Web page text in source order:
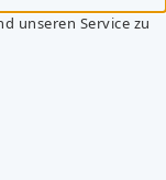
unseren Service zu